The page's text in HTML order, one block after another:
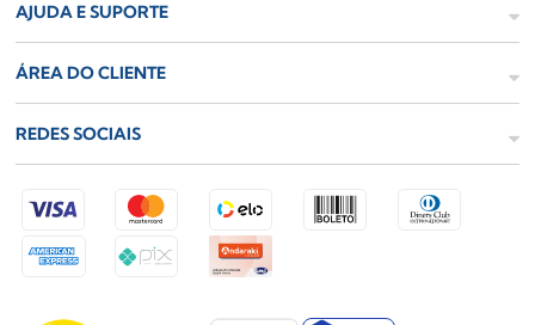
AJUDA E SUPORTE
ÁREA DO CLIENTE
REDES SOCIAIS